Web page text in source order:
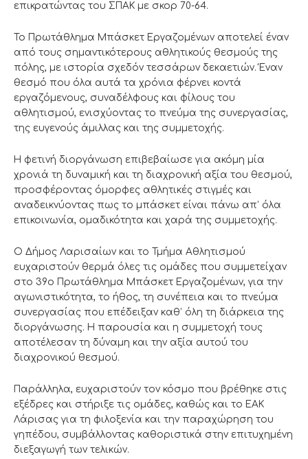
επικρατώντας του ΣΠΑΚ με σκορ 70-64.
Το Πρωτάθλημα Μπάσκετ Εργαζομένων αποτελεί έναν
από τους σημαντικότερους αθλητικούς θεσμούς της
πόλης, με ιστορία σχεδόν τεσσάρων δεκαετιών. Έναν
θεσμό που όλα αυτά τα χρόνια φέρνει κοντά
εργαζόμενους, συναδέλφους και φίλους του
αθλητισμού, ενισχύοντας το πνεύμα της συνεργασίας,
της ευγενούς άμιλλας και της συμμετοχής.
Η φετινή διοργάνωση επιβεβαίωσε για ακόμη μία
χρονιά τη δυναμική και τη διαχρονική αξία του θεσμού,
προσφέροντας όμορφες αθλητικές στιγμές και
αναδεικνύοντας πως το μπάσκετ είναι πάνω απ’ όλα
επικοινωνία, ομαδικότητα και χαρά της συμμετοχής.
Ο Δήμος Λαρισαίων και το Τμήμα Αθλητισμού
ευχαριστούν θερμά όλες τις ομάδες που συμμετείχαν
στο 39ο Πρωτάθλημα Μπάσκετ Εργαζομένων, για την
αγωνιστικότητα, το ήθος, τη συνέπεια και το πνεύμα
συνεργασίας που επέδειξαν καθ’ όλη τη διάρκεια της
διοργάνωσης. Η παρουσία και η συμμετοχή τους
αποτέλεσαν τη δύναμη και την αξία αυτού του
διαχρονικού θεσμού.
Παράλληλα, ευχαριστούν τον κόσμο που βρέθηκε στις
εξέδρες και στήριξε τις ομάδες, καθώς και το ΕΑΚ
Λάρισας για τη φιλοξενία και την παραχώρηση του
γηπέδου, συμβάλλοντας καθοριστικά στην επιτυχημένη
διεξαγωγή των τελικών.